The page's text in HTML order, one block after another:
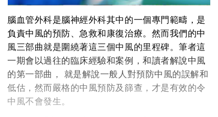
腦血管外科是腦神經外科其中的一個專門範疇，是
負責中風的預防、急救和康復治療。然而我們的中
風三部曲就是圍繞著這三個中風的里程碑。筆者這
一期會以過往的臨床經驗和案例，和讀者解說中風
的第一部曲， 就是解說一般人對預防中風的誤解和
低估，然而嚴格的中風預防及篩查，才是有效的令
中風不會發生。